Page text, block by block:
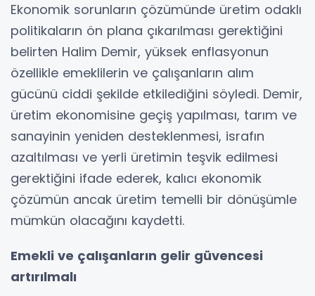
Ekonomik sorunların çözümünde üretim odaklı
politikaların ön plana çıkarılması gerektiğini
belirten Halim Demir, yüksek enflasyonun
özellikle emeklilerin ve çalışanların alım
gücünü ciddi şekilde etkilediğini söyledi. Demir,
üretim ekonomisine geçiş yapılması, tarım ve
sanayinin yeniden desteklenmesi, israfın
azaltılması ve yerli üretimin teşvik edilmesi
gerektiğini ifade ederek, kalıcı ekonomik
çözümün ancak üretim temelli bir dönüşümle
mümkün olacağını kaydetti.
Emekli ve çalışanların gelir güvencesi
artırılmalı